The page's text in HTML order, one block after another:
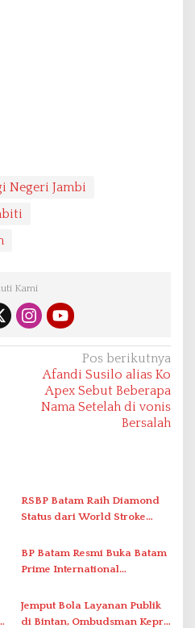
Negeri Jambi
Kami
Pos berikutnya
Afandi Susilo alias Ko
Apex Sebut Beberapa
Nama Setelah di vonis
Bersalah
RSBP Batam Raih Diamond
Status dari World Stroke
Penanganan Stroke
Berstandar Internasional
BP Batam Resmi Buka Batam
Prime International
2026 di Stadion Temenggung
Abdul Jamal
Jemput Bola Layanan Publik
di Bintan, Ombudsman Kepri